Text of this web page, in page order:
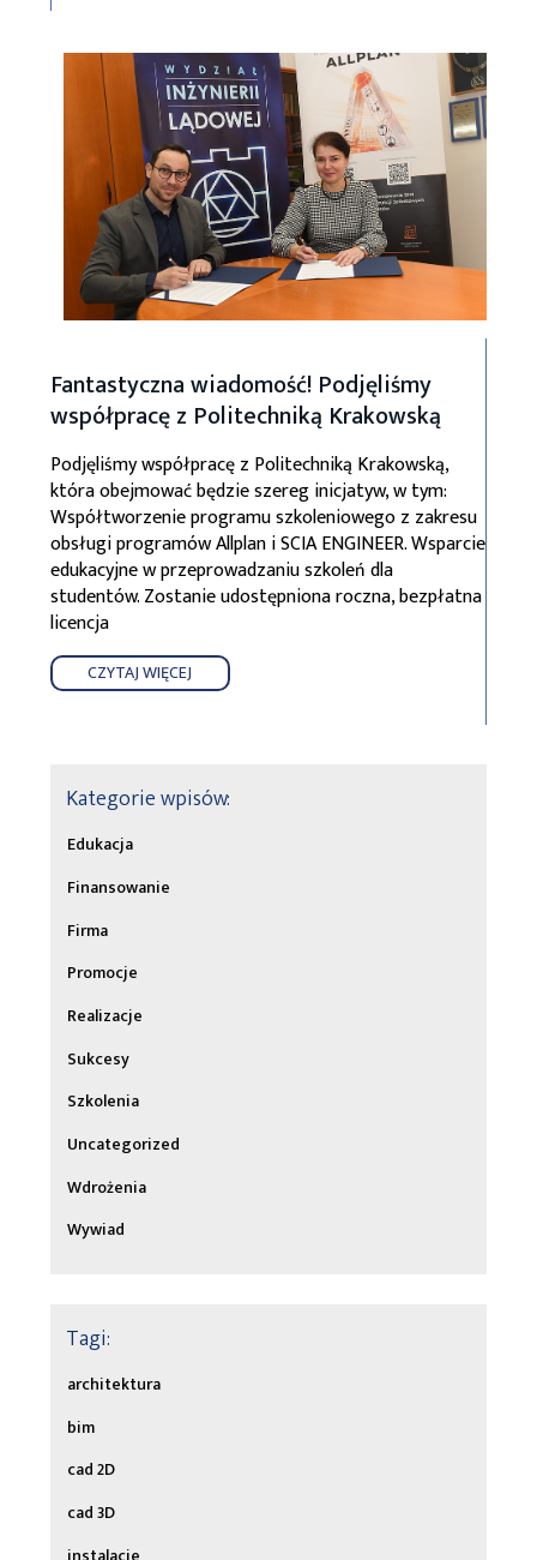
Fantastyczna wiadomość! Podjęliśmy
współpracę z Politechniką Krakowską
Podjęliśmy współpracę z Politechniką Krakowską,
która obejmować będzie szereg inicjatyw, w tym:
Współtworzenie programu szkoleniowego z zakresu
obsługi programów Allplan i SCIA ENGINEER. Wsparcie
edukacyjne w przeprowadzaniu szkoleń dla
studentów. Zostanie udostępniona roczna, bezpłatna
licencja
CZYTAJ WIĘCEJ
Kategorie wpisów:
Edukacja
Finansowanie
Firma
Promocje
Realizacje
Sukcesy
Szkolenia
Uncategorized
Wdrożenia
Wywiad
Tagi:
architektura
bim
cad 2D
cad 3D